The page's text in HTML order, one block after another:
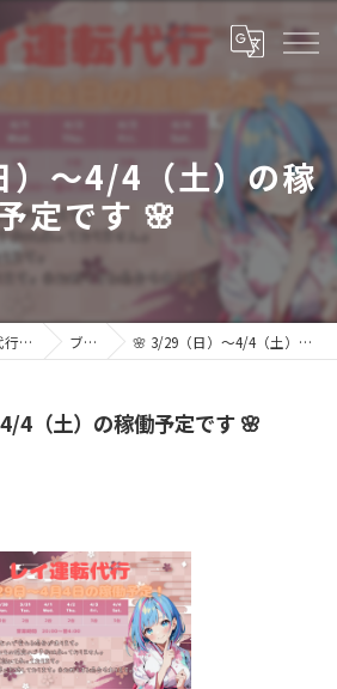
）〜4/4（土）の稼
定です 🌸
福岡県福岡市の運転代行ならレイ運転代行 ブログ 🌸 3/29（日）〜4/4（土）の稼働予定です 🌸
4（土）の稼働予定です 🌸